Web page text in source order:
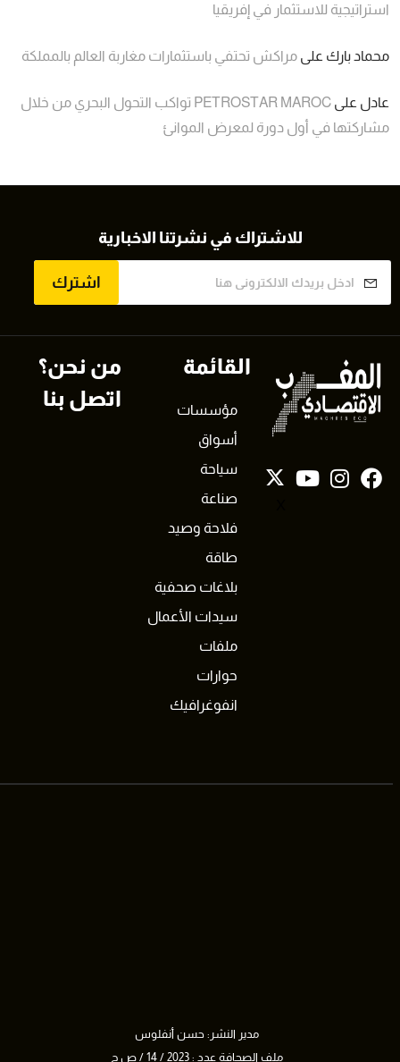
استراتيجية للاستثمار في إفريقيا
محماد بارك على مراكش تحتفي باستثمارات مغاربة العالم بالمملكة
عادل على
PETROSTAR MAROC تواكب التحول البحري من خلال
مشاركتها في أول دورة لمعرض الموانئ
للاشتراك في نشرتنا الاخبارية
اشترك
القائمة
مؤسسات
أسواق
سياحة
صناعة
فلاحة وصيد
طاقة
بلاغات صحفية
سيدات الأعمال
ملفات
حوارات
انفوغرافيك
من نحن؟
اتصل بنا
مدير النشر: حسن أنفلوس
ملف الصحافة عدد : 2023 / 14 / ص ح